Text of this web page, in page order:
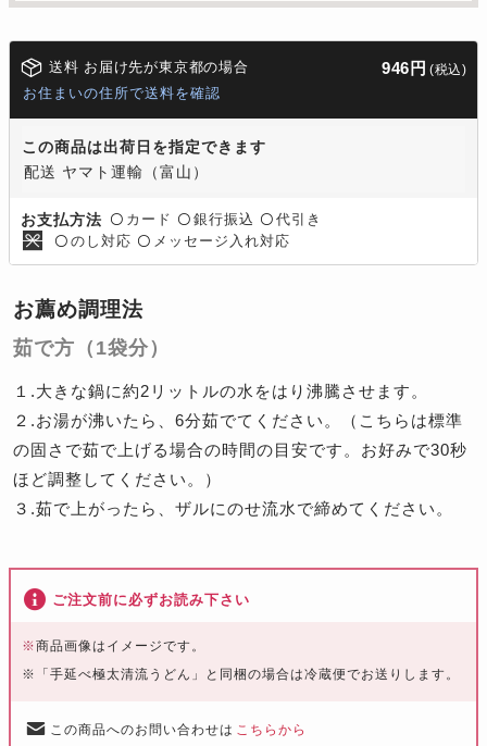
送料 お届け先が東京都の場合 946円 (税込)
お住まいの住所で送料を確認
この商品は出荷日を指定できます
配送 ヤマト運輸（富山）
お支払方法 〇 カード 〇 銀行振込 〇 代引き
〇 のし対応 〇 メッセージ入れ対応
お薦め調理法
茹で方（1袋分）
１.大きな鍋に約2リットルの水をはり沸騰させます。
２.お湯が沸いたら、6分茹でてください。（こちらは標準
の固さで茹で上げる場合の時間の目安です。お好みで30秒
ほど調整してください。）
３.茹で上がったら、ザルにのせ流水で締めてください。
ご注文前に必ずお読み下さい
※商品画像はイメージです。
※「手延べ極太清流うどん」と同梱の場合は冷蔵便でお送りします。
この商品へのお問い合わせは こちらから